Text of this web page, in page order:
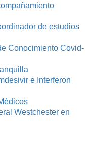
de estudios
Conocimiento Covid-
e Interferon
Westchester en